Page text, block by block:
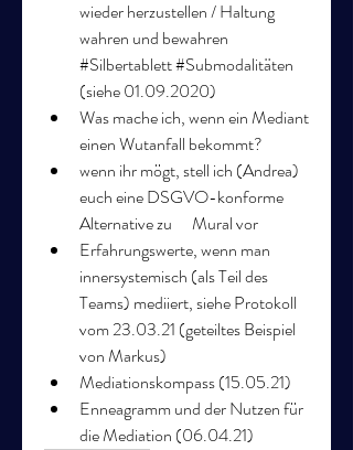
wieder herzustellen / Haltung
wahren und bewahren
#Silbertablett #Submodalitäten
(siehe 01.09.2020)
Was mache ich, wenn ein Mediant
einen Wutanfall bekommt?
wenn ihr mögt, stell ich (Andrea)
euch eine DSGVO-konforme
Alternative zu      Mural vor
Erfahrungswerte, wenn man
innersystemisch (als Teil des
Teams) mediiert, siehe Protokoll
vom 23.03.21 (geteiltes Beispiel
von Markus)
Mediationskompass (15.05.21)
Enneagramm und der Nutzen für
die Mediation (06.04.21)